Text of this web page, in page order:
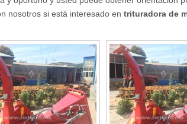
nosotros si está interesado en trituradora de